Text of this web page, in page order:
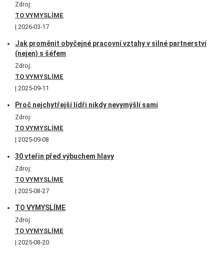
Zdroj:
TO VYMYSLÍME
2026-03-17
Jak proměnit obyčejné pracovní vztahy v silné partnerství
(nejen) s šéfem
Zdroj:
TO VYMYSLÍME
2025-09-11
Proč nejchytřejší lídři nikdy nevymýšlí sami
Zdroj:
TO VYMYSLÍME
2025-09-08
30 vteřin před výbuchem hlavy
Zdroj:
TO VYMYSLÍME
2025-08-27
TO VYMYSLÍME
Zdroj:
TO VYMYSLÍME
2025-08-20